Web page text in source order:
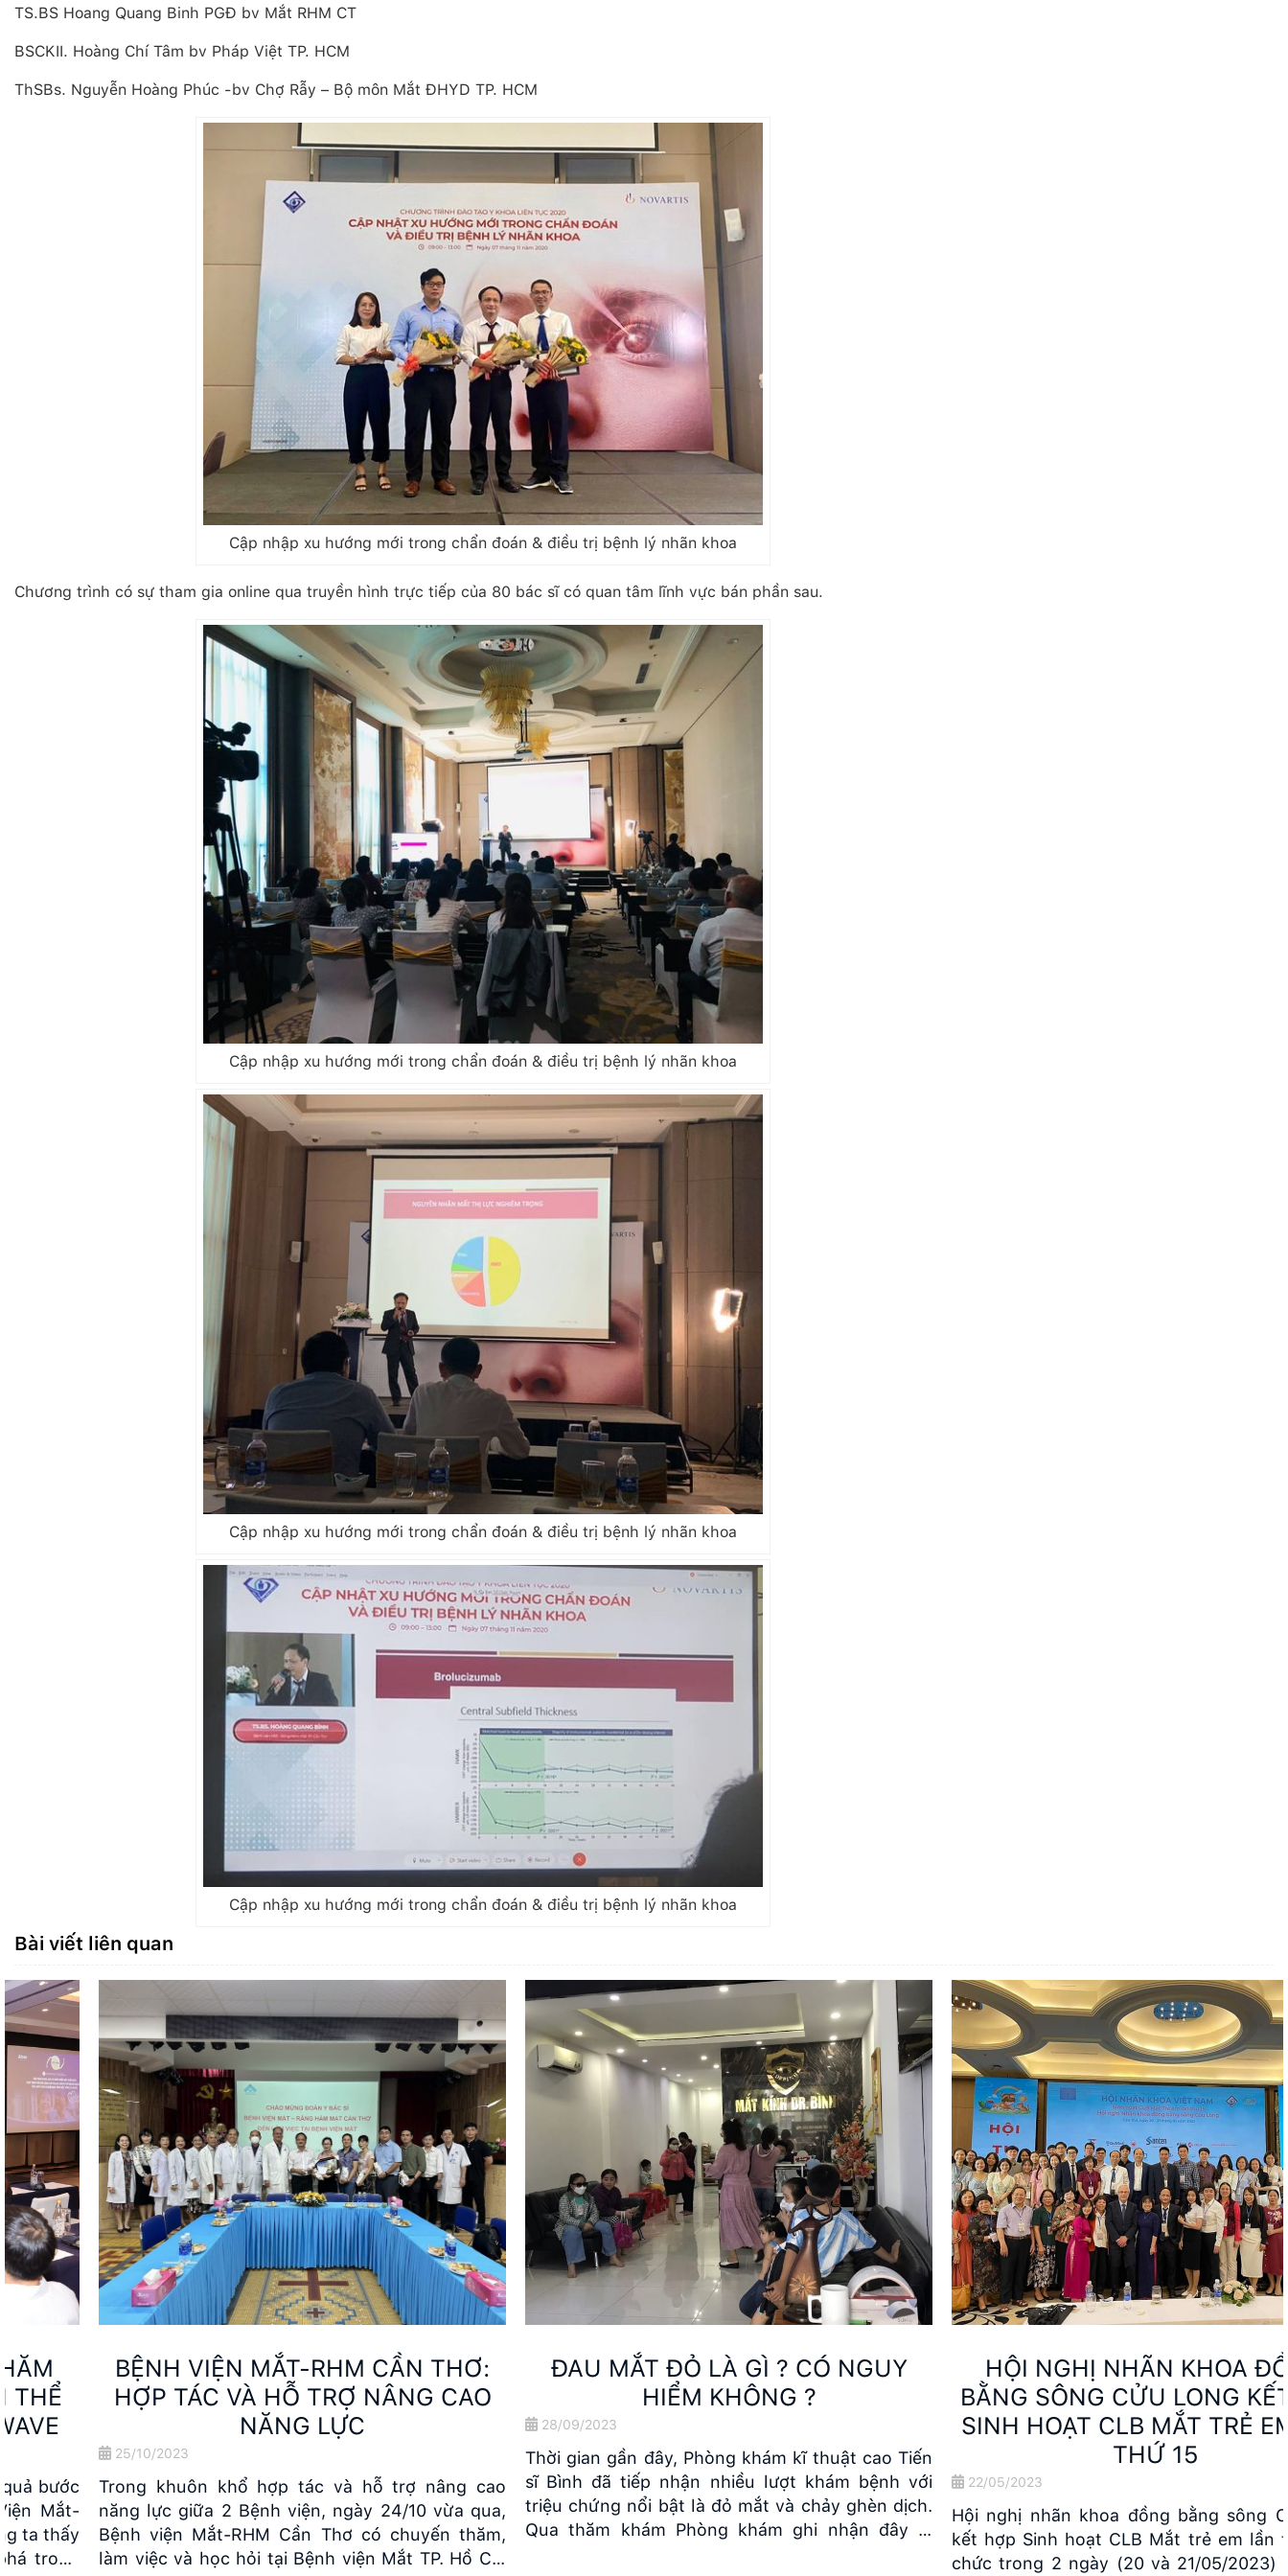
TS.BS Hoang Quang Binh PGĐ bv Mắt RHM CT
BSCKII. Hoàng Chí Tâm bv Pháp Việt TP. HCM
ThSBs. Nguyễn Hoàng Phúc -bv Chợ Rẫy – Bộ môn Mắt ĐHYD TP. HCM
Cập nhập xu hướng mới trong chẩn đoán & điều trị bệnh lý nhãn khoa
Chương trình có sự tham gia online qua truyền hình trực tiếp của 80 bác sĩ có quan tâm lĩnh vực bán phần sau.
Cập nhập xu hướng mới trong chẩn đoán & điều trị bệnh lý nhãn khoa
Cập nhập xu hướng mới trong chẩn đoán & điều trị bệnh lý nhãn khoa
Cập nhập xu hướng mới trong chẩn đoán & điều trị bệnh lý nhãn khoa
Bài viết liên quan
BỆNH VIỆN MẮT-RHM CẦN THƠ:
HỢP TÁC VÀ HỖ TRỢ NÂNG CAO
NĂNG LỰC
25/10/2023
Trong khuôn khổ hợp tác và hỗ trợ nâng cao
năng lực giữa 2 Bệnh viện, ngày 24/10 vừa qua,
Bệnh viện Mắt-RHM Cần Thơ có chuyến thăm,
làm việc và học hỏi tại Bệnh viện Mắt TP. Hồ Chí
ĐAU MẮT ĐỎ LÀ GÌ ? CÓ NGUY
HIỂM KHÔNG ?
28/09/2023
Thời gian gần đây, Phòng khám kĩ thuật cao Tiến
sĩ Bình đã tiếp nhận nhiều lượt khám bệnh với
triệu chứng nổi bật là đỏ mắt và chảy ghèn dịch.
Qua thăm khám Phòng khám ghi nhận đây là
bệnh lý viêm kết mạc cấp do virus (đau mắt đỏ).
HỘI NGHỊ NHÃN KHOA ĐỒNG
BẰNG SÔNG CỬU LONG KẾT HỢP
SINH HOẠT CLB MẮT TRẺ EM LẦN
22/05/2023
Hội nghị nhãn khoa đồng bằng sông Cửu Long
kết hợp Sinh hoạt CLB Mắt trẻ em lần thứ 15 tổ
chức trong 2 ngày (20 và 21/05/2023) đã thành